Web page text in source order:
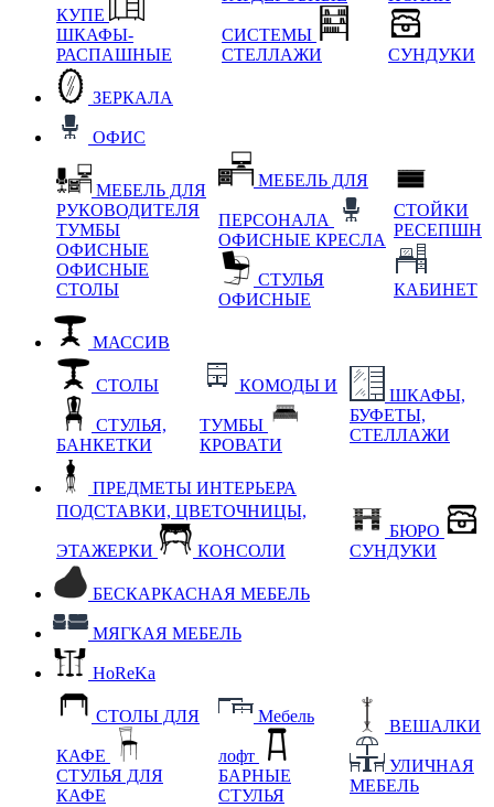
КУПЕ
ШКАФЫ-
РАСПАШНЫЕ
СИСТЕМЫ
СТЕЛЛАЖИ
СУНДУКИ
ЗЕРКАЛА
ОФИС
МЕБЕЛЬ ДЛЯ
РУКОВОДИТЕЛЯ
ТУМБЫ
ОФИСНЫЕ
ОФИСНЫЕ
СТОЛЫ
МЕБЕЛЬ ДЛЯ
ПЕРСОНАЛА
ОФИСНЫЕ КРЕСЛА
СТУЛЬЯ
ОФИСНЫЕ
СТОЙКИ
РЕСЕПШН
КАБИНЕТ
МАССИВ
СТОЛЫ
СТУЛЬЯ,
БАНКЕТКИ
КОМОДЫ И
ТУМБЫ
КРОВАТИ
ШКАФЫ,
БУФЕТЫ,
СТЕЛЛАЖИ
ПРЕДМЕТЫ ИНТЕРЬЕРА
ПОДСТАВКИ, ЦВЕТОЧНИЦЫ,
ЭТАЖЕРКИ КОНСОЛИ
БЮРО
СУНДУКИ
БЕСКАРКАСНАЯ МЕБЕЛЬ
МЯГКАЯ МЕБЕЛЬ
HoReKa
СТОЛЫ ДЛЯ
КАФЕ
СТУЛЬЯ ДЛЯ
КАФЕ
Мебель
лофт
БАРНЫЕ
СТУЛЬЯ
ВЕШАЛКИ
УЛИЧНАЯ
МЕБЕЛЬ